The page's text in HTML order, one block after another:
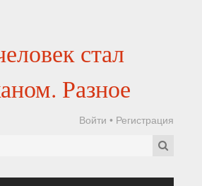
стал
Разное
Войти • Регистрация